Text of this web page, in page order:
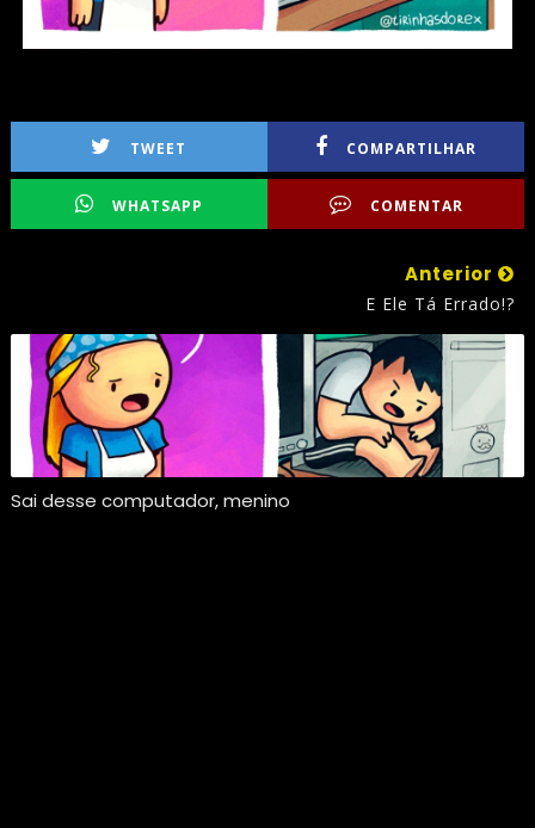
TWEET COMPARTILHAR
WHATSAPP COMENTAR
Anterior
E Ele Tá Errado!?
Sai desse computador, menino